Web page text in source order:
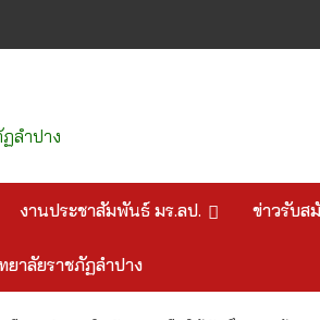
ลำปาง
งานประชาสัมพันธ์ มร.ลป. ข่าวรับส
ยาลัยราชภัฏลำปาง